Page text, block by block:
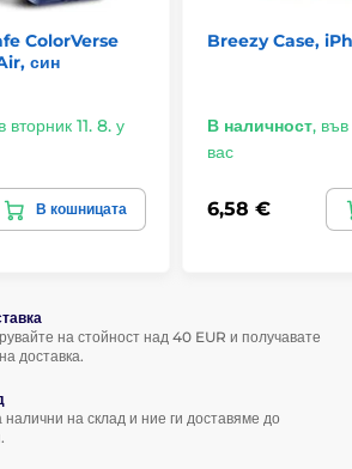
ColorVerse
син
вторник 11. 8. у
В кошницата
Breezy Case,
В наличност, във
вас
6,58 €
на стойност над 40 EUR и получавате
доставка.
налични на склад и ние ги доставяме до